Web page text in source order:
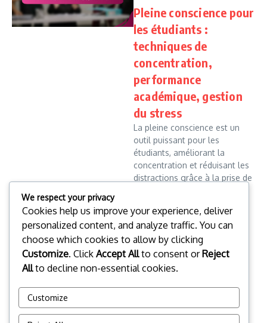
Pleine conscience pour
les étudiants :
techniques de
concentration,
performance
académique, gestion
du stress
La pleine conscience est un
outil puissant pour les
étudiants, améliorant la
concentration et réduisant les
distractions grâce à la prise de
techniques d...
Clara Whitmore 17/02/2026
Read More
Read more
1 2
We respect your privacy
Cookies help us improve your experience, deliver
personalized content, and analyze traffic. You can
choose which cookies to allow by clicking
Customize. Click Accept Allto consent orReject
Allto decline non-essential cookies.
Customize